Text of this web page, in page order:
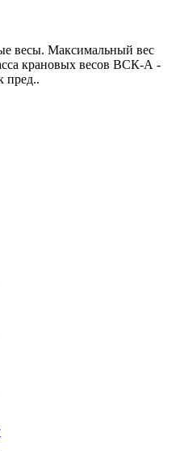
весы. Максимальный вес
крановых весов ВСК-А -
пред..